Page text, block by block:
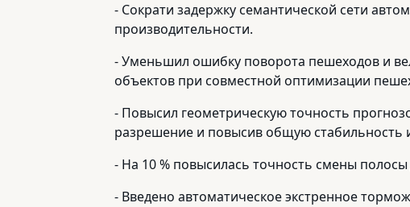
- Сократи задержку семантической сети
производительности.
- Уменьшил ошибку поворота пешеходов и
объектов при совместной оптимизации
- Повысил геометрическую точность
разрешение и повысив общую стабильность
- На 10 % повысилась точность смены
- Введено автоматическое экстренное